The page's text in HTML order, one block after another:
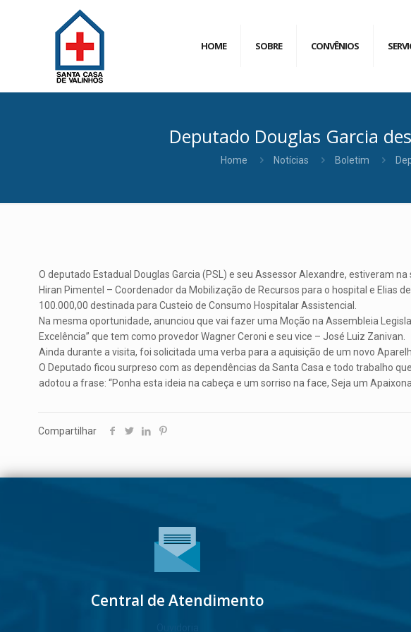
HOME SOBRE CONVÊNIOS
Deputado Douglas Garcia
Home Notícias Boletim
O deputado Estadual Douglas Garcia (PSL) e seu Assessor Alexandre, estiveram
Hiran Pimentel – Coordenador da Mobilização de Recursos para o hospital e Elias
100.000,00 destinada para Custeio de Consumo Hospitalar Assistencial.
Na mesma oportunidade, anunciou que vai fazer uma Moção na Assembleia
Excelência” que tem como provedor Wagner Ceroni e seu vice – José Luiz Zanivan.
Ainda durante a visita, foi solicitada uma verba para a aquisição de um novo
O Deputado ficou surpreso com as dependências da Santa Casa e todo trabalho
adotou a frase: “Ponha esta ideia na cabeça e um sorriso na face, Seja um
Compartilhar
Central de Atendimento